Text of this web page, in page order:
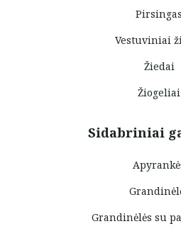
Pirsingas
Vestuviniai
Žiedai
Žiogeliai
Sidabriniai
Grandinėlės su